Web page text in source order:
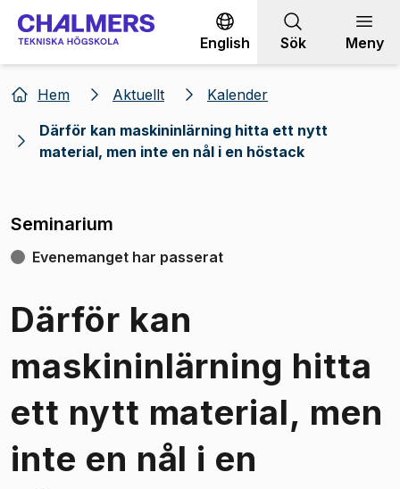
Gå till innehållet
English Sök Meny
Hem Aktuellt
Kalender
Därför kan maskininlärning hitta ett nytt
material, men inte en nål i en höstack
Seminarium
Evenemanget har passerat
Därför kan
maskininlärning hitta
ett nytt material, men
inte en nål i en